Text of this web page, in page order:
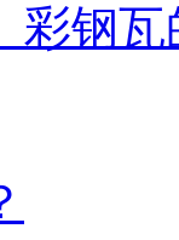
彩钢